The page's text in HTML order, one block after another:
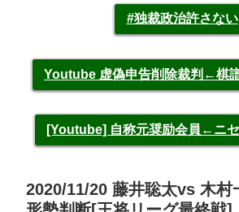
#独裁政治許さない
Youtube 虚偽申告削除裁判←棋
[Youtube] 自称元奨励会員←ニセ
2020/11/20 藤井聡太vs 木村